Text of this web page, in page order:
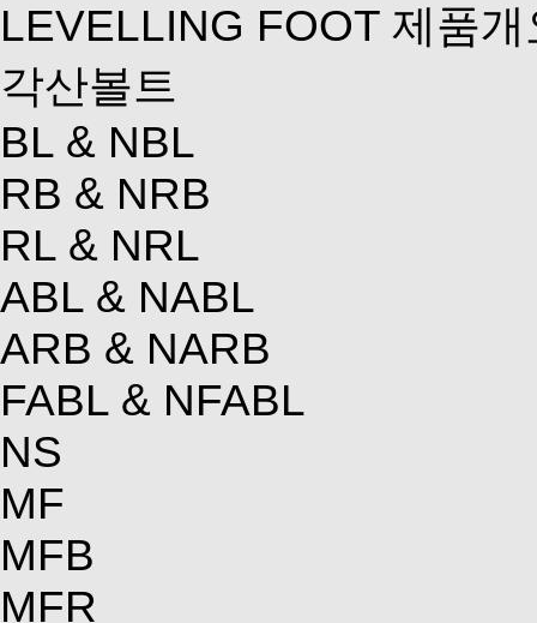
LEVELLING FOOT 제품개
각산볼트
BL & NBL
RB & NRB
RL & NRL
ABL & NABL
ARB & NARB
FABL & NFABL
NS
MF
MFB
MFR